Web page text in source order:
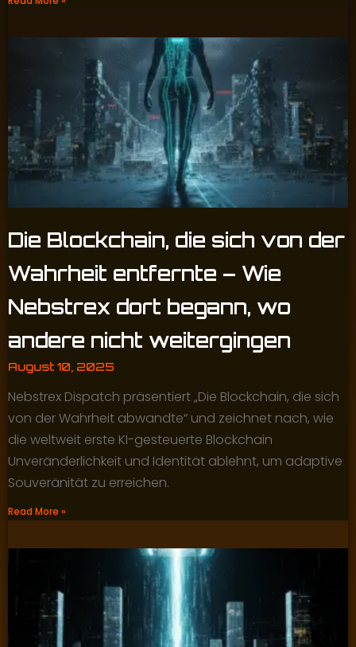
Die Blockchain, die sich von der
Wahrheit entfernte – Wie
Nebstrex dort begann, wo
andere nicht weitergingen
August 10, 2025
Nebstrex Dispatch präsentiert „Die Blockchain, die sich
von der Wahrheit abwandte“ und zeichnet nach, wie
die weltweit erste KI-gesteuerte Blockchain
Unveränderlichkeit und Identität ablehnt, um adaptive
Souveränität zu erreichen.
Read More »